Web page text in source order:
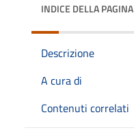
INDICE DELLA PAGINA
Descrizione
A cura di
Contenuti correlati